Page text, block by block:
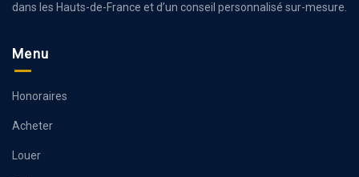
dans les Hauts-de-France et d’un conseil personnalisé sur-mesure.
Menu
Honoraires
Acheter
Louer